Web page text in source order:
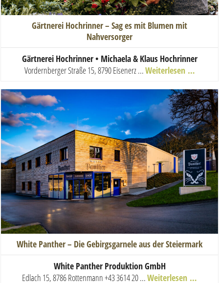
Gärtnerei Hochrinner – Sag es mit Blumen mit
Nahversorger
Gärtnerei Hochrinner • Michaela & Klaus Hochrinner
Vordernberger Straße 15, 8790 Eisenerz...Weiterlesen …
White Panther – Die Gebirgsgarnele aus der Steiermark
White Panther Produktion GmbH
Edlach 15, 8786 Rottenmann+43 3614 20 ...Weiterlesen …